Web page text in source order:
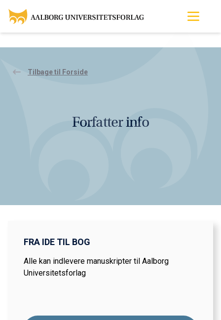
Tilbage til Forside
Forfatter info
FRA IDE TIL BOG
Alle kan indlevere manuskripter til Aalborg
Universitetsforlag